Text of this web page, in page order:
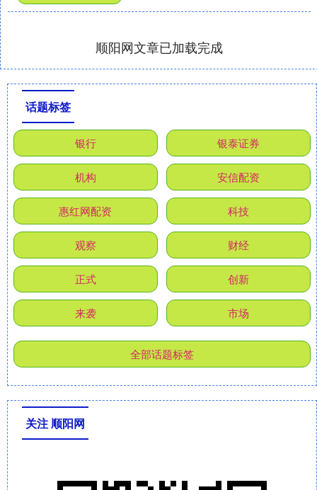
顺阳网文章已加载完成
话题标签
银行 银泰证券
机构 安信配资
惠红网配资 科技
观察 财经
正式 创新
来袭 市场
全部话题标签
关注 顺阳网